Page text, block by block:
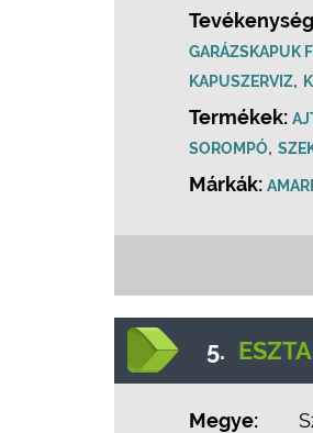
GARÁZSKAPUK
KAPUSZERVIZ,
Termékek:
SOROMPÓ,
Márkák:
5.
Megye: